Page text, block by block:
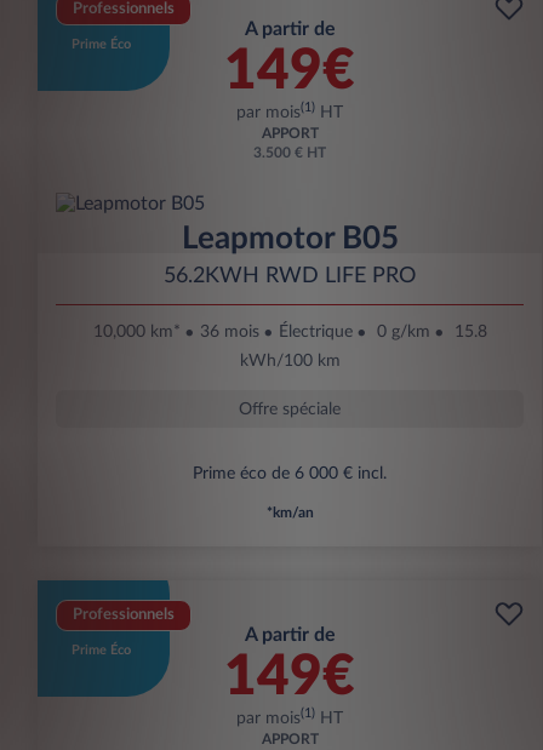
Professionnels
Prime Éco
A partir de
149€
par mois(1) HT
APPORT
3.500 € HT
Leapmotor B05
56.2KWH RWD LIFE PRO
10,000 km* 36 mois Électrique 0 g/km
15.8
kWh/100 km
Offre spéciale
Prime éco de 6 000 € incl.
*km/an
Professionnels
Prime Éco
A partir de
149€
par mois(1) HT
APPORT